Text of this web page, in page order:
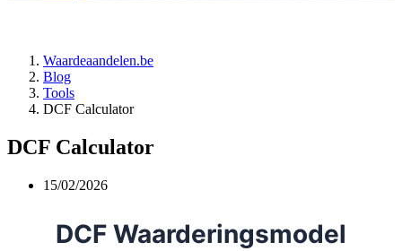
Waardeaandelen.be
Blog
Tools
DCF Calculator
DCF Calculator
15/02/2026
DCF Waarderingsmodel